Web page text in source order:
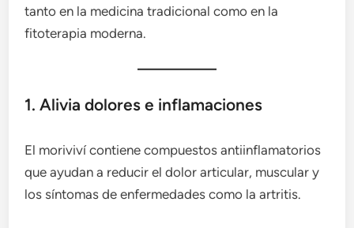
tanto en la medicina tradicional como en la
fitoterapia moderna.
1. Alivia dolores e inflamaciones
El moriviví contiene compuestos antiinflamatorios
que ayudan a reducir el dolor articular, muscular y
los síntomas de enfermedades como la artritis.